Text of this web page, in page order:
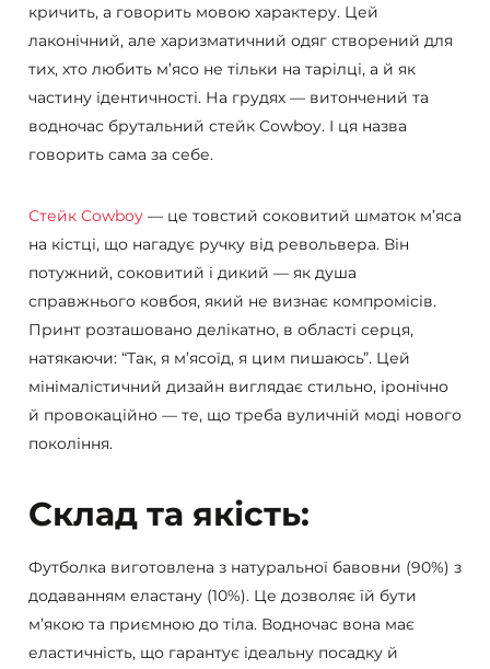
кричить, а говорить мовою характеру. Цей
лаконічний, але харизматичний одяг створений для
тих, хто любить м’ясо не тільки на тарілці, а й як
частину ідентичності. На грудях — витончений та
водночас брутальний стейк Cowboy. І ця назва
говорить сама за себе.
Стейк Cowboy — це товстий соковитий шматок м’яса
на кістці, що нагадує ручку від револьвера. Він
потужний, соковитий і дикий — як душа
справжнього ковбоя, який не визнає компромісів.
Принт розташовано делікатно, в області серця,
натякаючи: “Так, я м’ясоїд, я цим пишаюсь”. Цей
мінімалістичний дизайн виглядає стильно, іронічно
й провокаційно — те, що треба вуличній моді нового
покоління.
Склад та якість:
Футболка виготовлена з натуральної бавовни (90%) з
додаванням еластану (10%). Це дозволяє їй бути
м’якою та приємною до тіла. Водночас вона має
еластичність, що гарантує ідеальну посадку й